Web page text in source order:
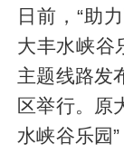
日前，“助
大丰水峡谷
主题线路发
区举行。原
水峡谷乐园